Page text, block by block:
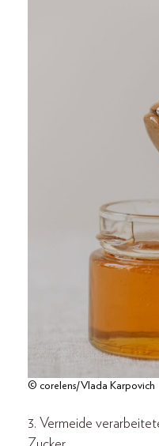
© corelens/Vlada Karpovich
3. Vermeide